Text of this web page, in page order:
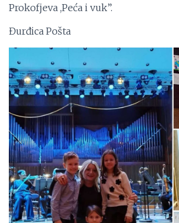
Prokofjeva ,Peća i vuk”.
Đurđica Pošta